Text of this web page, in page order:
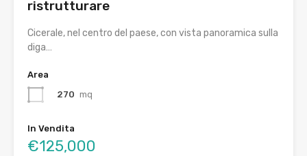
ristrutturare
Cicerale, nel centro del paese, con vista panoramica sulla
diga…
Area
270 mq
In Vendita
€125,000